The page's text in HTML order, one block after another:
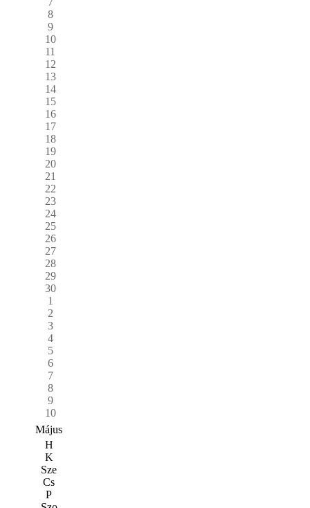
8
9
10
11
12
13
14
15
16
17
18
19
20
21
22
23
24
25
26
27
28
29
30
1
2
3
4
5
6
7
8
9
10
Május
H
K
Sze
Cs
P